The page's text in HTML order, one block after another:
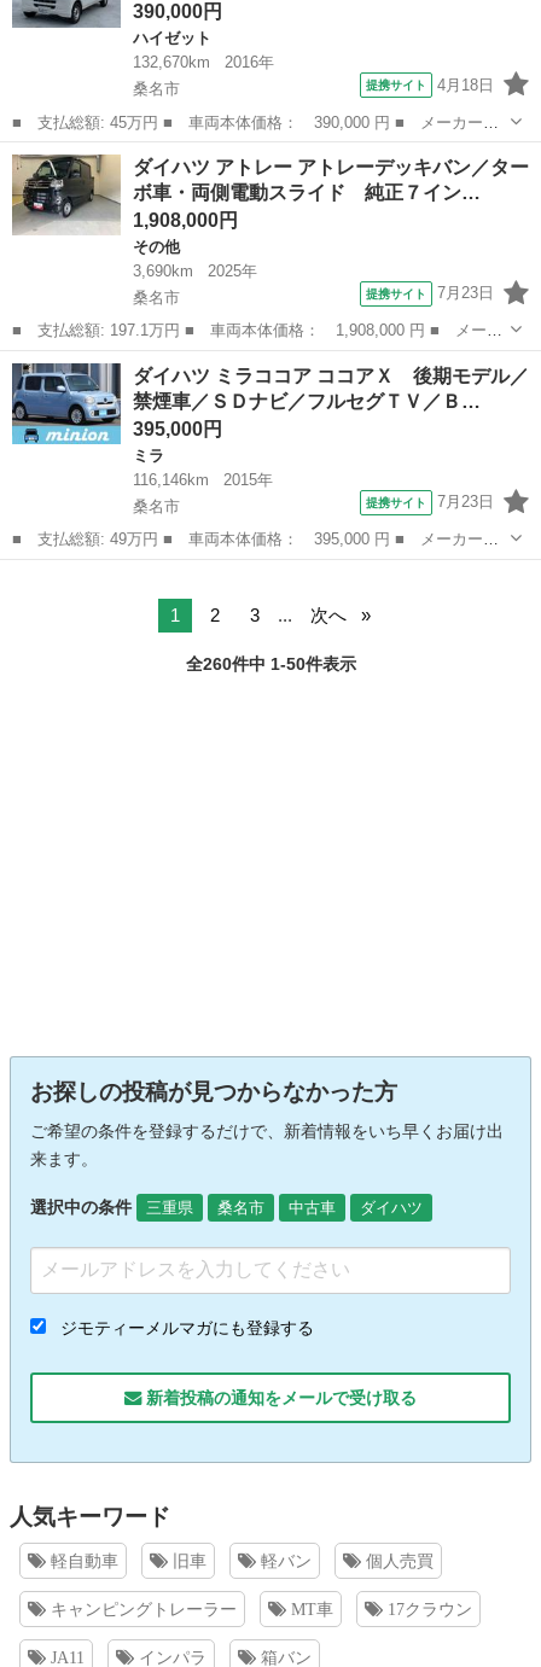
390,000円
ハイゼット
132,670km
2016年
桑名市
提携サイト 4月18日
■ 支払総額: 45万円 ■ 車両本体価格： 390,000 円 ■ メーカー
名： ダイハツ ■ 車種名： ハイゼットカーゴ ■ グレード名：
２シーター ３ヶ月自社保証 エアコン パワステ ＥＴＣ 車検整
備２年付き ■ ...
三重 桑名市 ハイゼット
ダイハツ アトレー アトレーデッキバン／ター
ボ車・両側電動スライド 純正７イン…
1,908,000円
その他
3,690km
2025年
桑名市
提携サイト 7月23日
■ 支払総額: 197.1万円 ■ 車両本体価格： 1,908,000 円 ■ メーカ
ー名： ダイハツ ■ 車種名： アトレー ■ グレード名： アトレ
ーデッキバン／ターボ車・両側電動スライド 純正７インチナビ・バ
ックモニ...
三重 桑名市 その他
ダイハツ ミラココア ココアＸ 後期モデル／
禁煙車／ＳＤナビ／フルセグＴＶ／Ｂ…
395,000円
ミラ
116,146km
2015年
桑名市
提携サイト 7月23日
■ 支払総額: 49万円 ■ 車両本体価格： 395,000 円 ■ メーカー
名： ダイハツ ■ 車種名： ミラココア ■ グレード名： ココア
1 2 3 ... 次へ
全260件中 1-50件表示
お探しの投稿が見つからなかった方
ご希望の条件を登録するだけで、新着情報をいち早くお届け出
来ます。
選択中の条件 三重県 桑名市 中古車 ダイハツ
ジモティーメルマガにも登録する
新着投稿の通知をメールで受け取る
人気キーワード
軽自動車 旧車 軽バン 個人売買
キャンピングトレーラー MT車 17クラウン
JA11 インパラ 箱バン